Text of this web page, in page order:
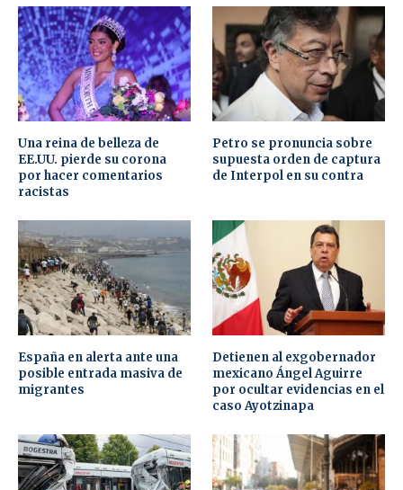
Una reina de belleza de
EE.UU. pierde su corona
por hacer comentarios
racistas
Petro se pronuncia sobre
supuesta orden de captura
de Interpol en su contra
España en alerta ante una
posible entrada masiva de
migrantes
Detienen al exgobernador
mexicano Ángel Aguirre
por ocultar evidencias en el
caso Ayotzinapa